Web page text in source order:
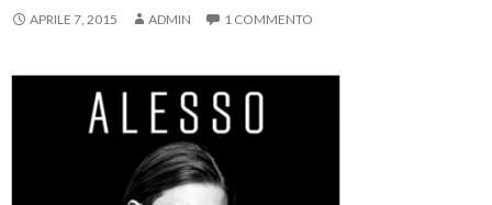
APRILE 7, 2015 ADMIN 1 COMMENTO